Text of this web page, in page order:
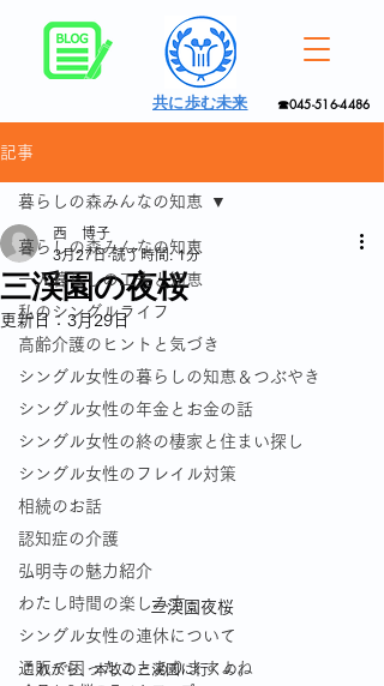
☎045-516-4486
共に歩む未来
記事
暮らしの森みんなの知恵
一人暮らしの工夫と知恵
私のシングルライフ
高齢介護のヒントと気づき
シングル女性の暮らしの知恵＆つぶやき
シングル女性の年金とお金の話
シングル女性の終の棲家と住まい探し
シングル女性のフレイル対策
相続のお話
認知症の介護
弘明寺の魅力紹介
わたし時間の楽しみ方
シングル女性の連休について
通販で困ったことありますよね
暮らしの森みんなの知恵
三渓園の夜桜
西 博子
3月27日 読了時間: 1分
更新日： 3月29日
三渓園夜桜
これから、本牧の三渓園に行くの。